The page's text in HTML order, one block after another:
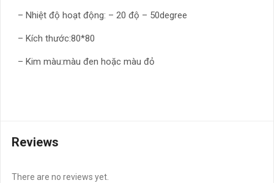
– Nhiệt độ hoạt động: – 20 độ – 50degree
– Kích thước:80*80
– Kim màu:màu đen hoặc màu đỏ
Reviews
There are no reviews yet.